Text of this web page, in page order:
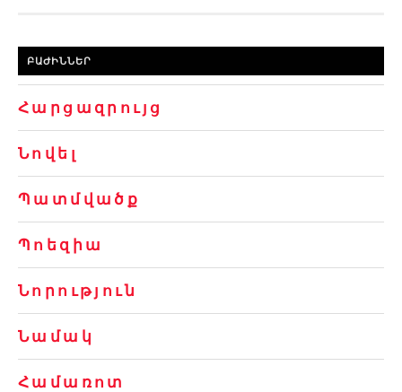
ԲԱԺԻՆՆԵՐ
Հարցազրույց
Նովել
Պատմվածք
Պոեզիա
Նորություն
Նամակ
Համառոտ